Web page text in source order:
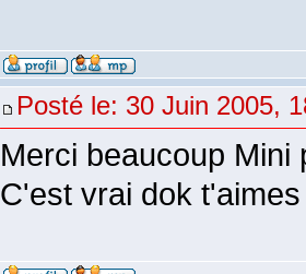
Posté le: 30 Juin 2005,
Merci beaucoup
C'est vrai dok